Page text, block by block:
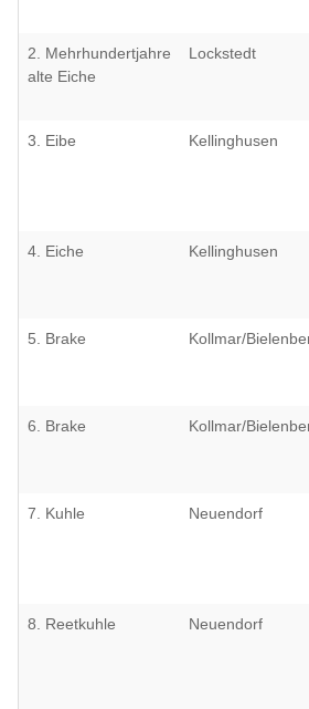
2. Mehrhundertjahre
alte Eiche
Lockstedt
3. Eibe Kellinghusen
4. Eiche Kellinghusen
5. Brake Kollmar/
6. Brake Kollmar/
7. Kuhle Neuendorf
8. Reetkuhle Neuendorf